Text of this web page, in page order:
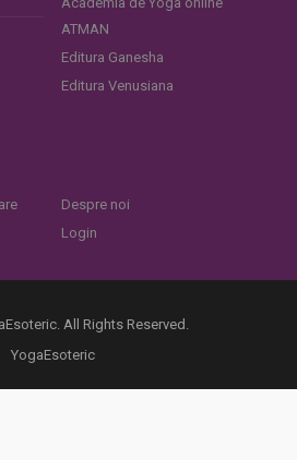
ATMAN
Editura Ganesha
Editura Venusiana
Despre noi
Login
All Rights Reserved.
YogaEsoteric